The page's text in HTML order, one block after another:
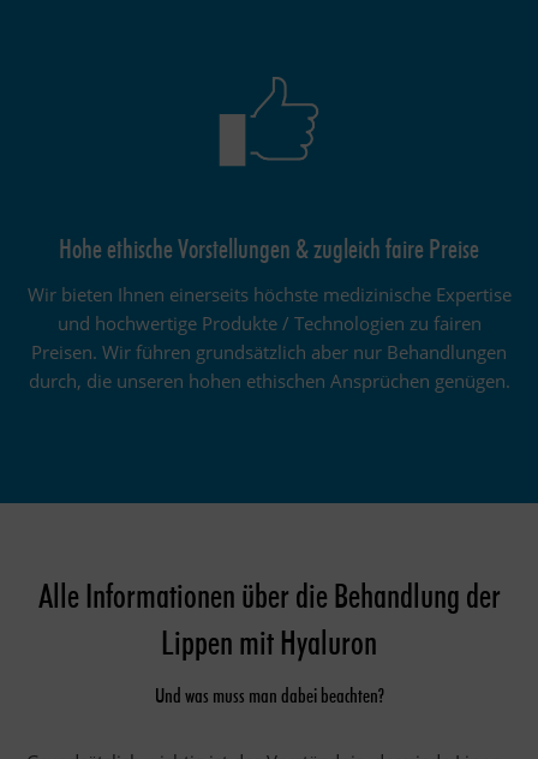
Hohe ethische Vorstellungen & zugleich faire Preise
Wir bieten Ihnen einerseits höchste medizinische Expertise
und hochwertige Produkte / Technologien zu fairen
Preisen. Wir führen grundsätzlich aber nur Behandlungen
durch, die unseren hohen ethischen Ansprüchen genügen.
Alle Informationen über die Behandlung der
Lippen mit Hyaluron
Und was muss man dabei beachten?